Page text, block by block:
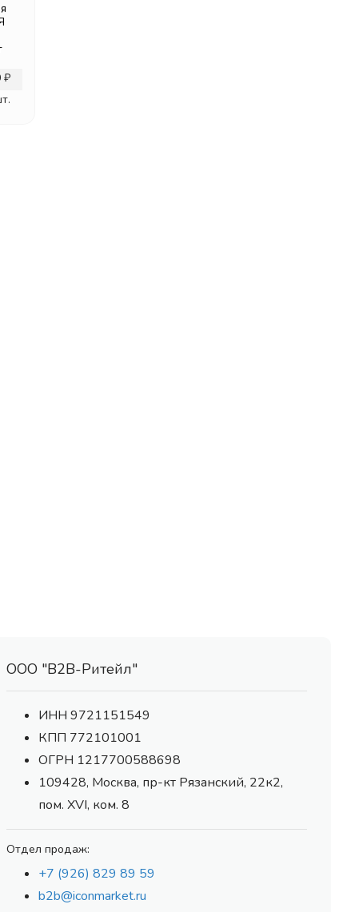
₽
ООО "В2В-Ритейл"
ИНН 9721151549
КПП 772101001
ОГРН 1217700588698
109428, Москва, пр-кт Рязанский, 22к2,
пом. XVI, ком. 8
Отдел продаж:
+7 (926) 829 89 59
b2b@iconmarket.ru